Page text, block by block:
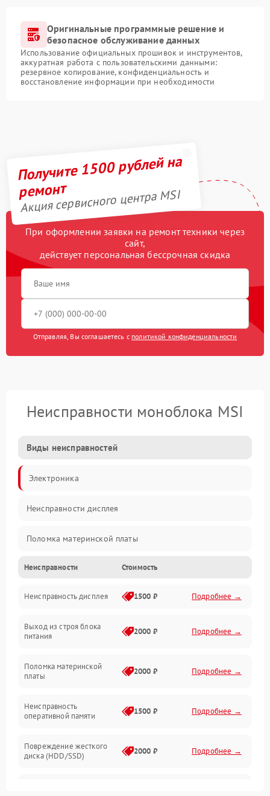
Оригинальные программные решение и
безопасное обслуживание данных
Использование официальных прошивок и инструментов,
аккуратная работа с пользовательскими данными:
резервное копирование, конфиденциальность и
восстановление информации при необходимости
Получите 1500 рублей на
ремонт
Акция сервисного центра MSI
При оформлении заявки на ремонт техники через
сайт,
действует персональная бессрочная скидка
Отправляя, Вы соглашаетесь с политикой конфиденциальности
Неисправности моноблока MSI
Виды неисправностей
Электроника
Неисправности дисплея
Поломка материнской платы
Неисправность системы охлаждения
Неисправность BIOS
Повреждение корпуса
Повреждение разъёмов (USB, HDMI и др.)
Поломка видеокарты
Неисправности Стоимость
Неисправность дисплея 1500 ₽ Подробнее →
Выход из строя блока
питания
2000 ₽ Подробнее →
Поломка материнской
платы
2000 ₽ Подробнее →
Неисправность
оперативной памяти
1500 ₽ Подробнее →
Повреждение жесткого
диска (HDD/SSD)
2000 ₽ Подробнее →